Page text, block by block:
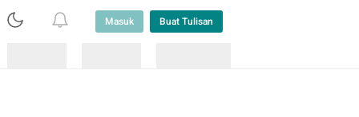
Masuk Buat Tulisan